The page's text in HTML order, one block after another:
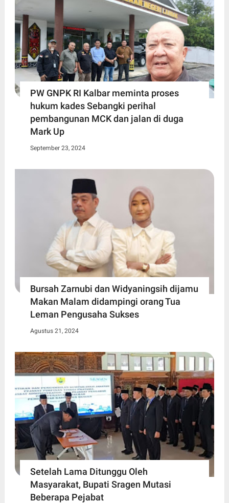
PW GNPK RI Kalbar meminta proses
hukum kades Sebangki perihal
pembangunan MCK dan jalan di duga
Mark Up
September 23, 2024
Bursah Zarnubi dan Widyaningsih dijamu
Makan Malam didampingi orang Tua
Leman Pengusaha Sukses
Agustus 21, 2024
Setelah Lama Ditunggu Oleh
Masyarakat, Bupati Sragen Mutasi
Beberapa Pejabat